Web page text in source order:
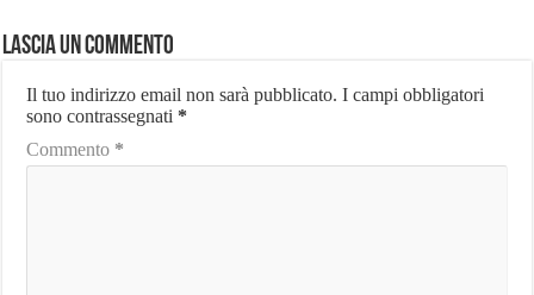
Lascia un commento
Il tuo indirizzo email non sarà pubblicato. I campi obbligatori
sono contrassegnati *
Commento *